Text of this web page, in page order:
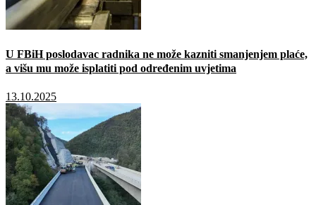
U FBiH poslodavac radnika ne može kazniti smanjenjem plaće,
a višu mu može isplatiti pod određenim uvjetima
13.10.2025